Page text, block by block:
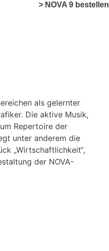
> NOVA 9 bestellen
als gelernter
Die aktive Musik,
Repertoire der
unter anderem die
„Wirtschaftlichkeit“,
der NOVA-